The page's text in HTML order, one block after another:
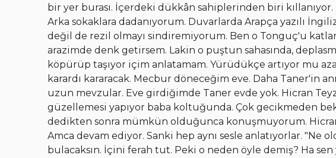
bir yer burası. İçerdeki dükkân sahiplerinden biri
Arka sokaklara dadanıyorum. Duvarlarda Arapça yazılı
değil de rezil olmayı sindiremiyorum. Ben o Tonguç'u
arazimde denk getirsem. Lakin o puştun sahasında,
köpürüp taşıyor içim anlatamam. Yürüdükçe artıyor mu
karardı kararacak. Mecbur döneceğim eve. Daha Taner'in
uzun mevzular. Eve girdiğimde Taner evde yok. Hicran
güzellemesi yapıyor baba koltuğunda. Çok gecikmeden
dedikten sonra mümkün olduğunca konuşmuyorum.
Amca devam ediyor. Sanki hep aynı sesle anlatıyorlar. "Ne
bulacaksın. İçini ferah tut. Peki o neden öyle demiş? Ha sen